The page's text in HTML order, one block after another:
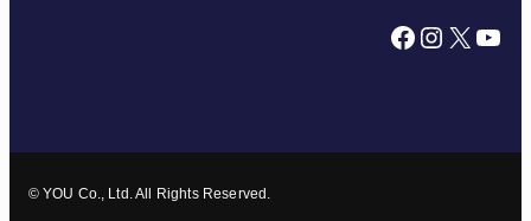
Facebook Instagram X YouTube
© YOU Co., Ltd. All Rights Reserved.